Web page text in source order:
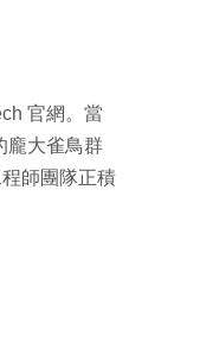
官網。當
龐大雀鳥群
師團隊正積